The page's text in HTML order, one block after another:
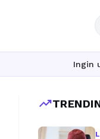
Ingin
trending_up